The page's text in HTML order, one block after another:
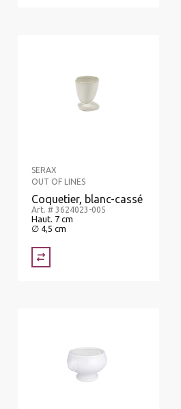
SERAX
OUT OF LINES
Coquetier, blanc-cassé
Art. # 3624023-005
Haut. 7 cm
∅ 4,5 cm